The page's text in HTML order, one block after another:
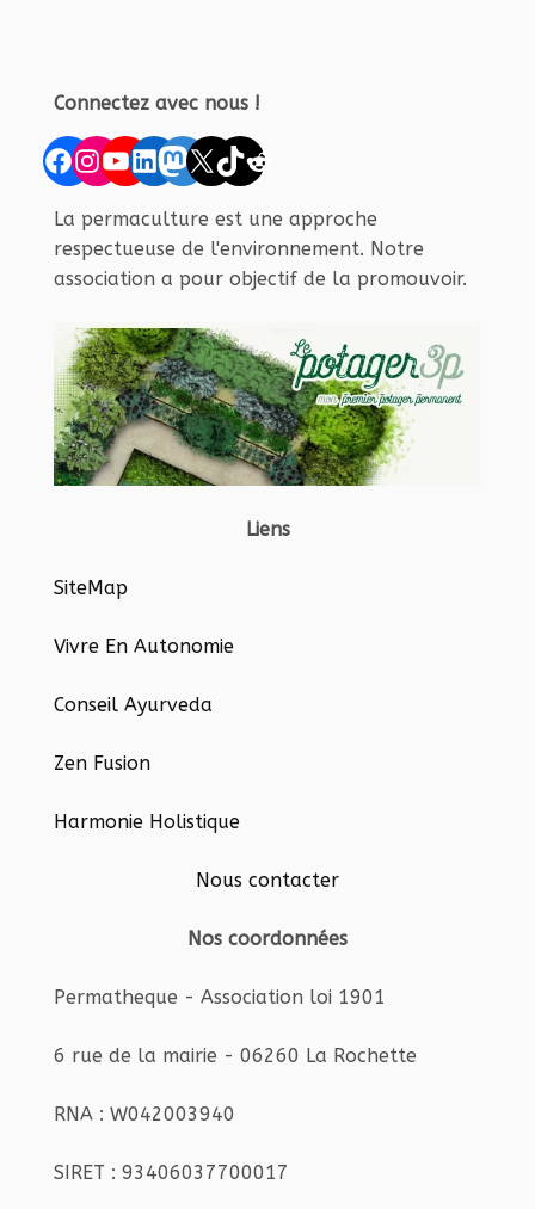
Connectez avec nous !
Facebook
Instagram
YouTube
LinkedIn
Mastodon
X TikTok
Reddit
La permaculture est une approche
respectueuse de l'environnement. Notre
association a pour objectif de la promouvoir.
Liens
SiteMap
Vivre En Autonomie
Conseil Ayurveda
Zen Fusion
Harmonie Holistique
Nous contacter
Nos coordonnées
Permatheque - Association loi 1901
6 rue de la mairie - 06260 La Rochette
RNA : W042003940
SIRET : 93406037700017